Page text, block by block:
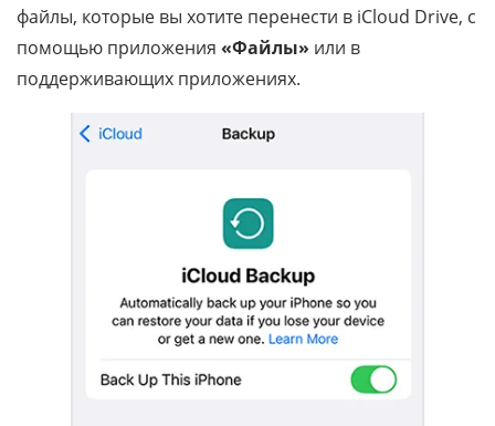
файлы, которые вы хотите перенести в iCloud Drive, с
помощью приложения «Файлы» или в
поддерживающих приложениях.